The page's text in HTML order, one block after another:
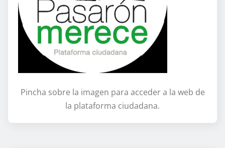
Pincha sobre la imagen para acceder a la web de
la plataforma ciudadana.